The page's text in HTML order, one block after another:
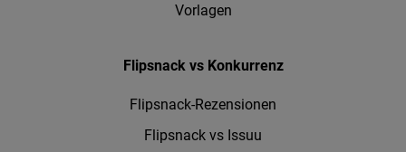
Vorlagen
Flipsnack vs Konkurrenz
Flipsnack-Rezensionen
Flipsnack vs Issuu